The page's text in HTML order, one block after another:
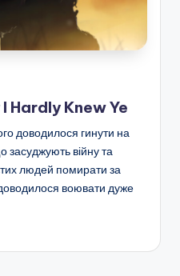
I Hardly Knew Ye
доводилося гинути на
засуджують війну та
людей помирати за
воювати дуже